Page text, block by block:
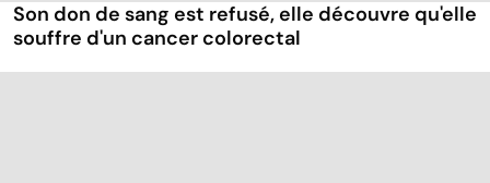
Son don de sang est refusé, elle découvre qu'elle
souffre d'un cancer colorectal